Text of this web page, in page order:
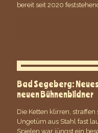
bereit seit 2020
Bad Segeberg:
neuen Bühnenbildner
Die Ketten klirren,
Ungetüm aus Stahl fast
Spielen war jüngst ein